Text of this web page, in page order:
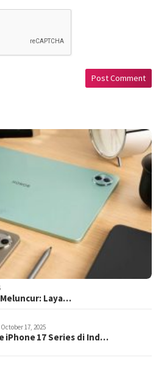
Laya…
October 17, 2025
iPhone 17 Series di Ind…